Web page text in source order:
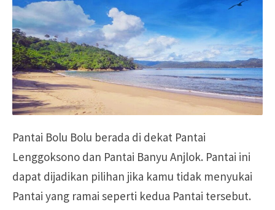
Pantai Bolu Bolu berada di dekat Pantai
Lenggoksono dan Pantai Banyu Anjlok. Pantai ini
dapat dijadikan pilihan jika kamu tidak menyukai
Pantai yang ramai seperti kedua Pantai tersebut.